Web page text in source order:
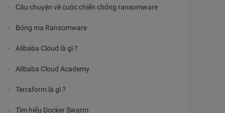
Câu chuyện về cuộc chiến chống ransomware
Bóng ma Ransomware
Alibaba Cloud là gì ?
Alibaba Cloud Academy
Terraform là gì ?
Tìm hiểu Docker Swarm